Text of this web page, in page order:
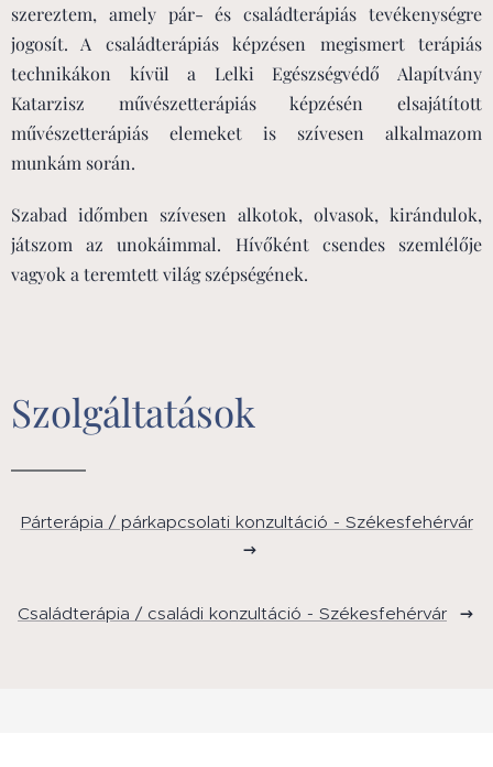
szereztem, amely pár- és családterápiás tevékenységre
jogosít. A családterápiás képzésen megismert terápiás
technikákon kívül a Lelki Egészségvédő Alapítvány
Katarzisz művészetterápiás képzésén elsajátított
művészetterápiás elemeket is szívesen alkalmazom
munkám során.
Szabad időmben szívesen alkotok, olvasok, kirándulok,
játszom az unokáimmal. Hívőként csendes szemlélője
vagyok a teremtett világ szépségének.
Szolgáltatások
Párterápia / párkapcsolati konzultáció - Székesfehérvár
Családterápia / családi konzultáció - Székesfehérvár